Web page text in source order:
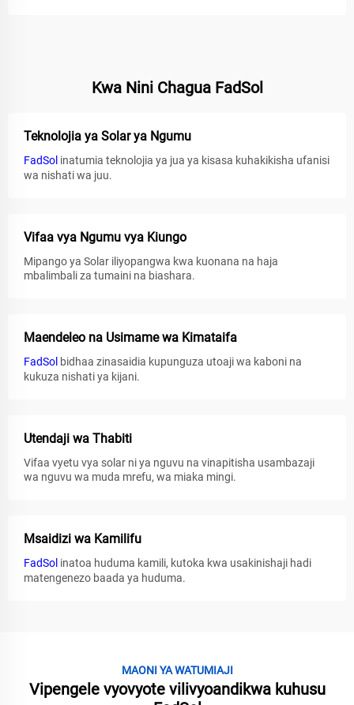
Kwa Nini Chagua FadSol
Teknolojia ya Solar ya Ngumu
FadSol inatumia teknolojia ya jua ya kisasa kuhakikisha ufanisi
wa nishati wa juu.
Vifaa vya Ngumu vya Kiungo
Mipango ya Solar iliyopangwa kwa kuonana na haja
mbalimbali za tumaini na biashara.
Maendeleo na Usimame wa Kimataifa
FadSol bidhaa zinasaidia kupunguza utoaji wa kaboni na
kukuza nishati ya kijani.
Utendaji wa Thabiti
Vifaa vyetu vya solar ni ya nguvu na vinapitisha usambazaji
wa nguvu wa muda mrefu, wa miaka mingi.
Msaidizi wa Kamilifu
FadSol inatoa huduma kamili, kutoka kwa usakinishaji hadi
matengenezo baada ya huduma.
MAONI YA WATUMIAJI
Vipengele vyovyote vilivyoandikwa kuhusu